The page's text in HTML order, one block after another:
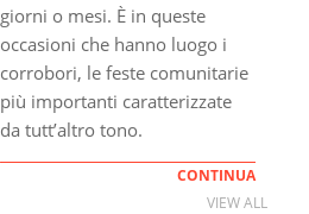
giorni o mesi. È in queste
occasioni che hanno luogo i
corrobori, le feste comunitarie
più importanti caratterizzate
da tutt’altro tono.
CONTINUA
VIEW ALL